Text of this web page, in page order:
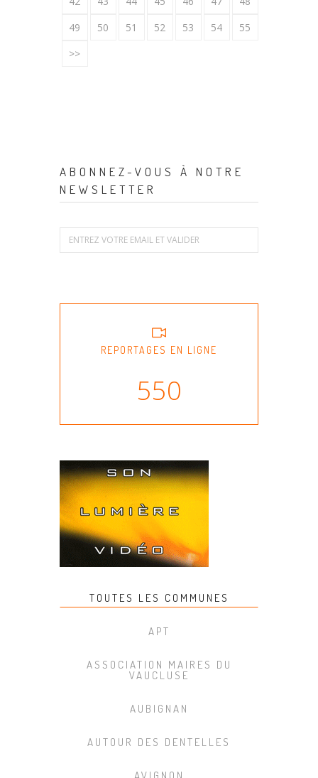
49
50 51 52 53 54
55
>>
ABONNEZ-VOUS À NOTRE
NEWSLETTER
REPORTAGES EN LIGNE
550
TOUTES LES COMMUNES
APT
ASSOCIATION MAIRES DU
VAUCLUSE
AUBIGNAN
AUTOUR DES DENTELLES